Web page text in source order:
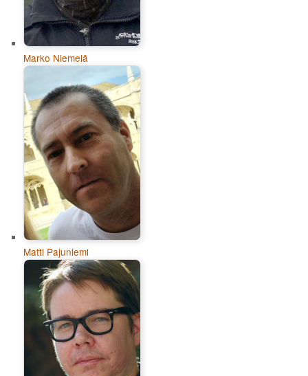
Marko Niemelä
Matti Pajuniemi